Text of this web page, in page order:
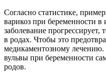
Согласно статистике,
варикоз при беременности
заболевание
в родах. Чтобы это
медикаментозному лечению.
вульвы при беременности
родов.